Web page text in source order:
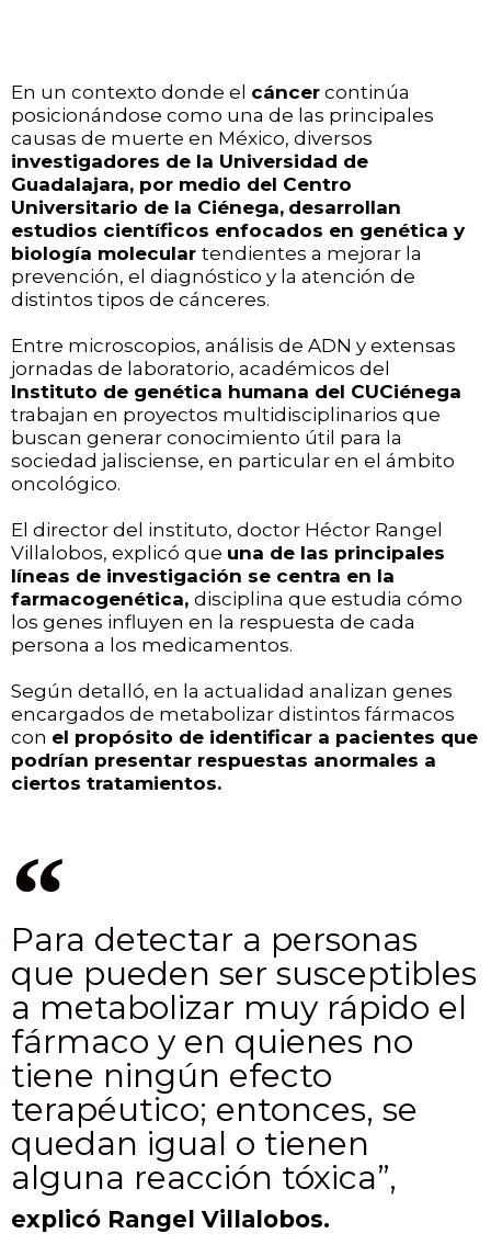
En un contexto donde el cáncer continúa
posicionándose como una de las principales
causas de muerte en México, diversos
investigadores de la Universidad de
Guadalajara, por medio del Centro
Universitario de la Ciénega, desarrollan
estudios científicos enfocados en genética y
biología molecular tendientes a mejorar la
prevención, el diagnóstico y la atención de
distintos tipos de cánceres.
Entre microscopios, análisis de ADN y extensas
jornadas de laboratorio, académicos del
Instituto de genética humana del CUCiénega
trabajan en proyectos multidisciplinarios que
buscan generar conocimiento útil para la
sociedad jalisciense, en particular en el ámbito
oncológico.
El director del instituto, doctor Héctor Rangel
Villalobos, explicó que una de las principales
líneas de investigación se centra en la
farmacogenética, disciplina que estudia cómo
los genes influyen en la respuesta de cada
persona a los medicamentos.
Según detalló, en la actualidad analizan genes
encargados de metabolizar distintos fármacos
con el propósito de identificar a pacientes que
podrían presentar respuestas anormales a
ciertos tratamientos.
Para detectar a personas
que pueden ser susceptibles
a metabolizar muy rápido el
fármaco y en quienes no
tiene ningún efecto
terapéutico; entonces, se
quedan igual o tienen
alguna reacción tóxica”,
explicó Rangel Villalobos.